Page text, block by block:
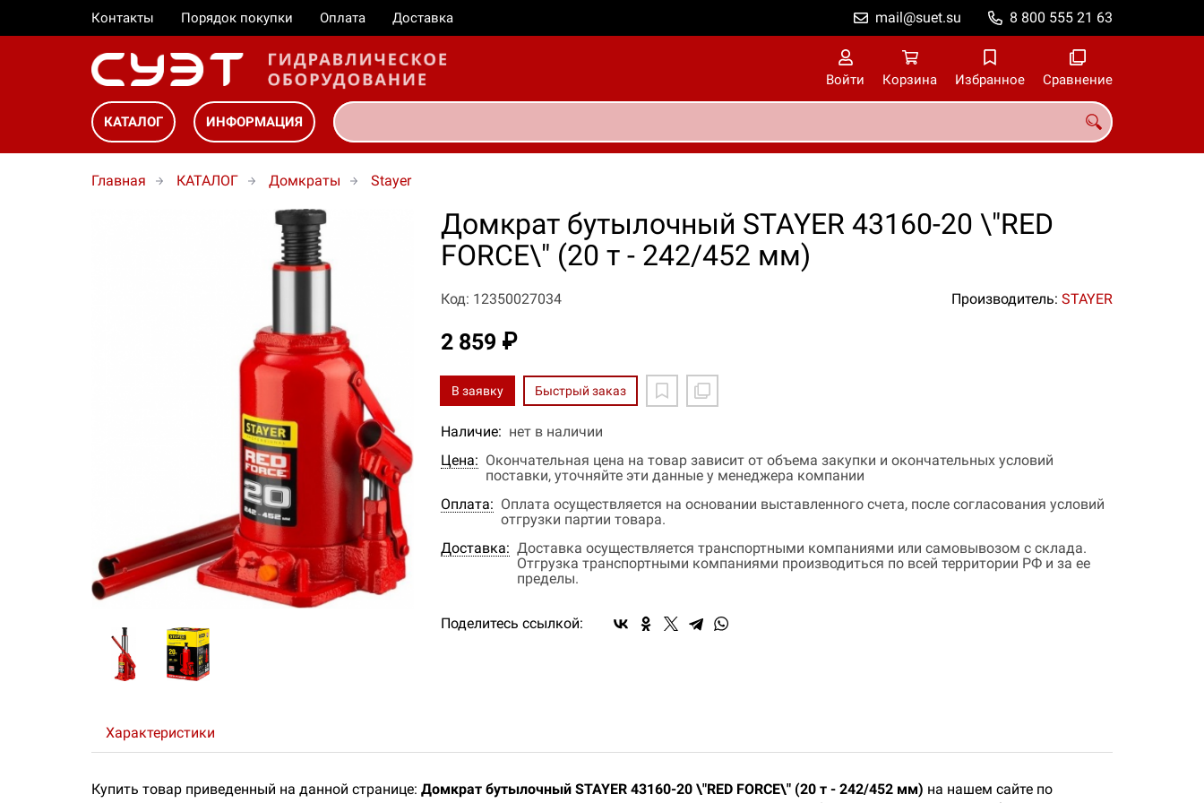
Контакты Порядок покупки Оплата Доставка 8 800 555 21 63
mail@suet.su
Войти Корзина Избранное Сравнение
КАТАЛОГ ИНФОРМАЦИЯ
Главная КАТАЛОГ Домкраты Stayer
Домкрат бутылочный STAYER 43160-20 \"RED
FORCE\" (20 т - 242/452 мм)
Код: 12350027034 Производитель: STAYER
2 859 ₽
В заявку Быстрый заказ
Наличие: нет в наличии
Цена: Окончательная цена на товар зависит от объема закупки и окончательных условий
поставки, уточняйте эти данные у менеджера компании
Оплата: Оплата осуществляется на основании выставленного счета, после согласования условий
отгрузки партии товара.
Доставка: Доставка осуществляется транспортными компаниями или самовывозом с склада.
Отгрузка транспортными компаниями производиться по всей территории РФ и за ее
пределы.
Поделитесь ссылкой:
Характеристики
Купить товар приведенный на данной странице: Домкрат бутылочный STAYER 43160-20 \"RED FORCE\" (20 т - 242/452 мм) на нашем сайте по